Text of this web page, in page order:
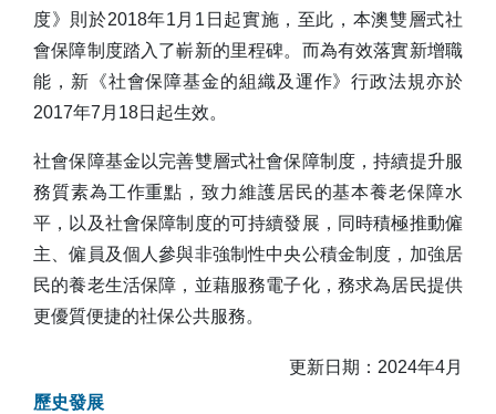
度》則於2018年1月1日起實施，至此，本澳雙層式社
會保障制度踏入了嶄新的里程碑。而為有效落實新增職
能，新《社會保障基金的組織及運作》行政法規亦於
2017年7月18日起生效。
社會保障基金以完善雙層式社會保障制度，持續提升服
務質素為工作重點，致力維護居民的基本養老保障水
平，以及社會保障制度的可持續發展，同時積極推動僱
主、僱員及個人參與非強制性中央公積金制度，加強居
民的養老生活保障，並藉服務電子化，務求為居民提供
更優質便捷的社保公共服務。
更新日期：2024年4月
歷史發展